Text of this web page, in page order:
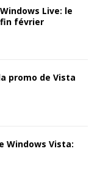
Live: le
février
promo de Vista
Windows Vista: